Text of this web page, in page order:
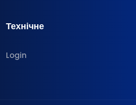
Технічне
Login